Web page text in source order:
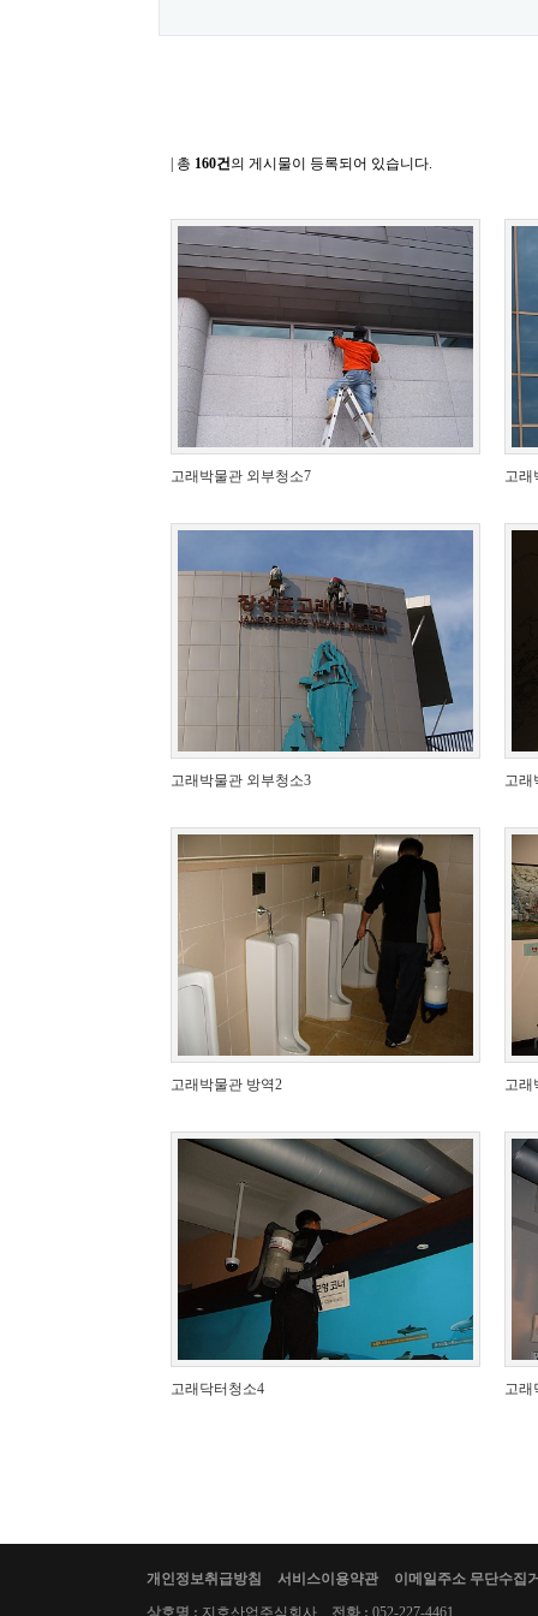
| 총 160건의 게시물이 등록되어 있습니다.
고래박물관 외부청소7 고래
고래박물관 외부청소3 고래
고래박물관 방역2 고래
고래닥터청소4 고래
개인정보취급방침 서비스이용약관
이메일주소 무단수집